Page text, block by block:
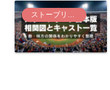
ストーブリーグ